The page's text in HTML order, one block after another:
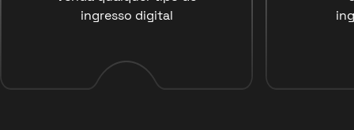
ingresso digital